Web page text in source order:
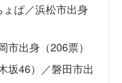
ぱ／浜松市出身
出身（206票）
坂46）／磐田市出